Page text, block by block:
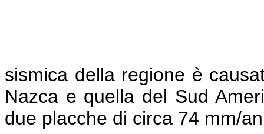
sismica della regione è
Nazca e quella del Sud
due placche di circa 74 mm/